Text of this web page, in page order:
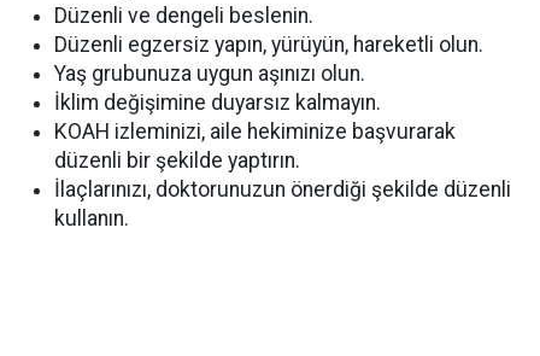
Düzenli ve dengeli beslenin.
Düzenli egzersiz yapın, yürüyün, hareketli olun.
Yaş grubunuza uygun aşınızı olun.
İklim değişimine duyarsız kalmayın.
KOAH izleminizi, aile hekiminize başvurarak
düzenli bir şekilde yaptırın.
İlaçlarınızı, doktorunuzun önerdiği şekilde düzenli
kullanın.